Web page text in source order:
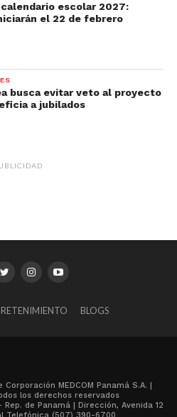
escolar 2027:
el 22 de febrero
busca evitar veto al proyecto
a jubilados
BLOGS
MEDCOM Panamá S.A. |
los derechos reservados
de Panamá | Dirección, Avenida 12